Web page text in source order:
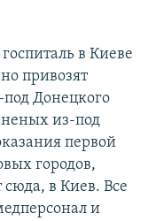
в Киеве
привозят
Донецкого
из-под
первой
городов,
в Киев. Все
и